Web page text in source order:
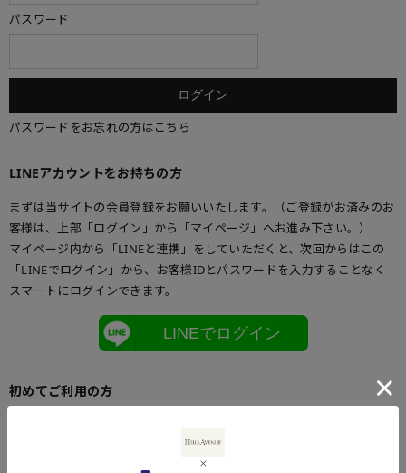
パスワード
パスワードをお忘れの方はこちら
LINEアカウントをお持ちの方
まずは当サイトの会員登録をお願いいたします。（ご登録がお済みのお
客様は、上部「ログイン」から「マイページ」へお進み下さい。）
マイページ内から「LINEと連携」をしていただくと、次回からはこの
「LINEでログイン」から、お客様IDとパスワードを入力することなく
スマートにログインできます。
LINEでログイン
初めてご利用の方
メールアドレスとパスワードを登録しておくと便利にお買い物ができる